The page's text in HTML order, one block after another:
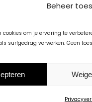
Beheer
cookies om je ervaring te
surfgedrag verwerken. Geen
KVK: